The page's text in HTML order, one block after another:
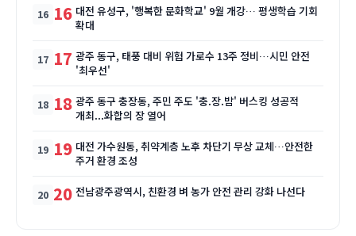
16 대전 유성구, '행복한 문화학교' 9월 개강… 평생학습 기회
확대
17 광주 동구, 태풍 대비 위험 가로수 13주 정비…시민 안전
'최우선'
18 광주 동구 충장동, 주민 주도 '충.장.밤' 버스킹 성공적
개최...화합의 장 열어
19 대전 가수원동, 취약계층 노후 차단기 무상 교체…안전한
주거 환경 조성
20 전남광주광역시, 친환경 벼 농가 안전 관리 강화 나선다